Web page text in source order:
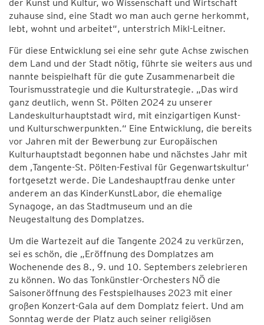
der Kunst und Kultur, wo Wissenschaft und Wirtschaft
zuhause sind, eine Stadt wo man auch gerne herkommt,
lebt, wohnt und arbeitet“, unterstrich Mikl-Leitner.
Für diese Entwicklung sei eine sehr gute Achse zwischen
dem Land und der Stadt nötig, führte sie weiters aus und
nannte beispielhaft für die gute Zusammenarbeit die
Tourismusstrategie und die Kulturstrategie. „Das wird
ganz deutlich, wenn St. Pölten 2024 zu unserer
Landeskulturhauptstadt wird, mit einzigartigen Kunst-
und Kulturschwerpunkten.“ Eine Entwicklung, die bereits
vor Jahren mit der Bewerbung zur Europäischen
Kulturhauptstadt begonnen habe und nächstes Jahr mit
dem ‚Tangente-St. Pölten-Festival für Gegenwartskultur‘
fortgesetzt werde. Die Landeshauptfrau denke unter
anderem an das KinderKunstLabor, die ehemalige
Synagoge, an das Stadtmuseum und an die
Neugestaltung des Domplatzes.
Um die Wartezeit auf die Tangente 2024 zu verkürzen,
sei es schön, die „Eröffnung des Domplatzes am
Wochenende des 8., 9. und 10. Septembers zelebrieren
zu können. Wo das Tonkünstler-Orchesters NÖ die
Saisoneröffnung des Festspielhauses 2023 mit einer
großen Konzert-Gala auf dem Domplatz feiert. Und am
Sonntag werde der Platz auch seiner religiösen